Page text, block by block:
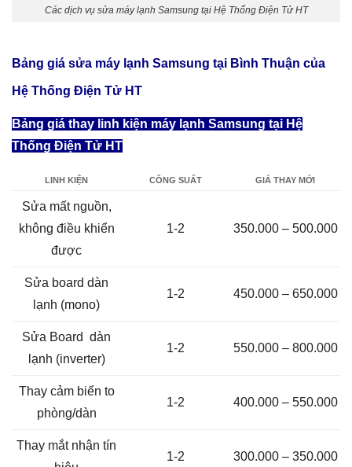
Các dịch vụ sửa máy lạnh Samsung tại Hệ Thống Điện Tử HT
Bảng giá sửa máy lạnh Samsung tại Bình Thuận của
Hệ Thống Điện Tử HT
Bảng giá thay linh kiện máy lạnh Samsung tại Hệ
Thống Điện Tử HT
LINH KIỆN CÔNG SUẤT GIÁ THAY MỚI
Sửa mất nguồn,
không điều khiển
được
1-2 350.000 – 500.000
Sửa board dàn
lạnh (mono)
1-2 450.000 – 650.000
Sửa Board dàn
lạnh (inverter)
1-2 550.000 – 800.000
Thay cảm biến to
phòng/dàn
1-2 400.000 – 550.000
Thay mắt nhận tín
1-2 300.000 – 350.000